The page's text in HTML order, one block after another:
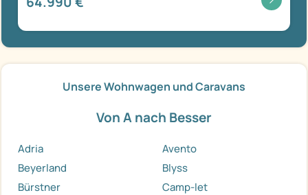
Unsere Wohnwagen und Caravans
Von A nach Besser
Adria
Avento
Beyerland
Blyss
Bürstner
Camp-let